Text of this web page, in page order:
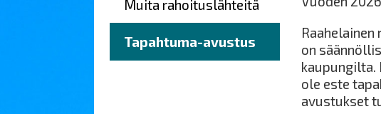
Muita rahoituslähteitä
Tapahtuma-avustus
on
kaupungilta.
ole este
avustukset